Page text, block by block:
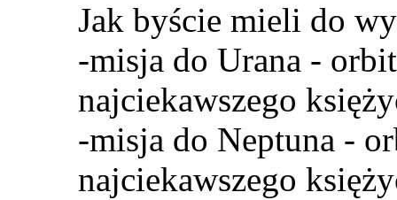
Jak byście mieli do
-misja do Urana -
najciekawszego
-misja do Neptuna -
najciekawszego